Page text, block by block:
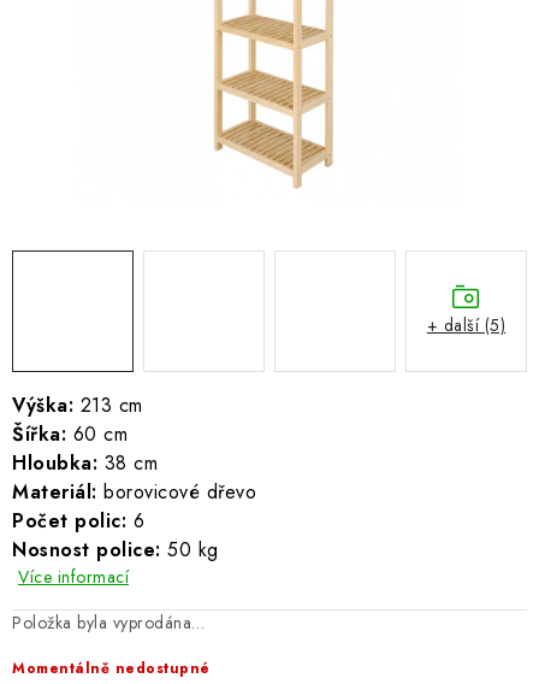
HODNOCENÍ OBCHODU
B2B - VELKOOBCHOD
NAPIŠTE NÁM
KONTAKTY
BLOG
Kontakty Hodnocení obchodu
Odstoupení od kupní smlouvy
Výška: 213 cm
Šířka: 60 cm
Hloubka: 38 cm
Materiál: borovicové dřevo
Počet polic: 6
Nosnost police: 50 kg
Více informací
Položka byla vyprodána…
Momentálně nedostupné
+ další (5)